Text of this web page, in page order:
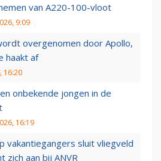
van A220-100-vloot
9:09
overgenomen door Apollo,
haakt af
16:20
onbekende jongen in de
16:19
vakantiegangers sluit vliegveld
zich aan bij ANVR